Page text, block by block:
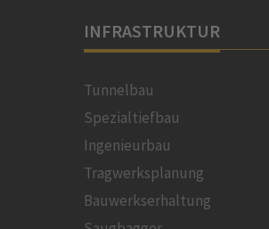
INFRASTRUKTUR
Tunnelbau
Spezialtiefbau
Ingenieurbau
Tragwerksplanung
Bauwerkserhaltung